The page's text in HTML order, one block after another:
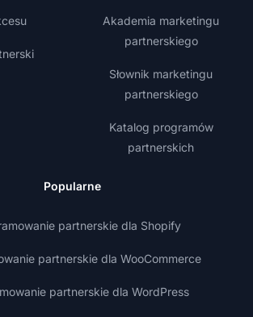
Akademia marketingu
partnerskiego
Słownik marketingu
partnerskiego
Katalog programów
partnerskich
Popularne
partnerskie dla Shopify
partnerskie dla WooCommerce
partnerskie dla WordPress